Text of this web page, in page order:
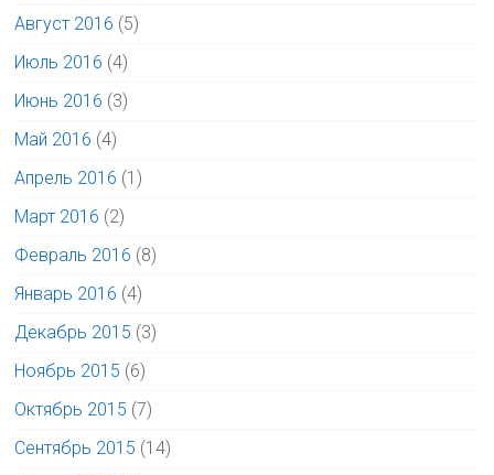
Август 2016 (5)
Июль 2016 (4)
Июнь 2016 (3)
Май 2016 (4)
Апрель 2016 (1)
Март 2016 (2)
Февраль 2016 (8)
Январь 2016 (4)
Декабрь 2015 (3)
Ноябрь 2015 (6)
Октябрь 2015 (7)
Сентябрь 2015 (14)